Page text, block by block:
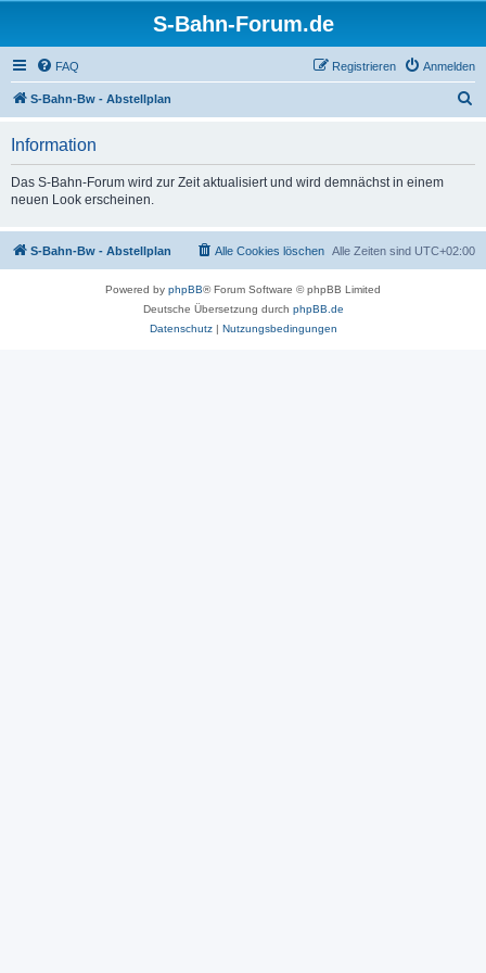
S-Bahn-Forum.de
FAQ Anmelden
Registrieren
S-Bahn-Bw - Abstellplan
Information
Das S-Bahn-Forum wird zur Zeit aktualisiert und wird demnächst in einem
neuen Look erscheinen.
S-Bahn-Bw - Abstellplan Alle Zeiten sind UTC+02:00
Alle Cookies löschen
Powered by phpBB® Forum Software © phpBB Limited
Deutsche Übersetzung durch phpBB.de
Datenschutz| Nutzungsbedingungen